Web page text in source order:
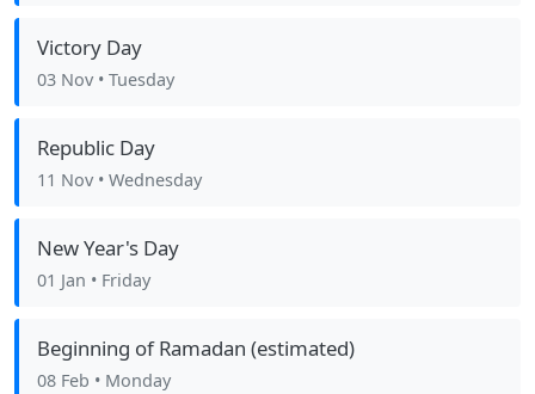
Victory Day
03 Nov • Tuesday
Republic Day
11 Nov • Wednesday
New Year's Day
01 Jan • Friday
Beginning of Ramadan (estimated)
08 Feb • Monday